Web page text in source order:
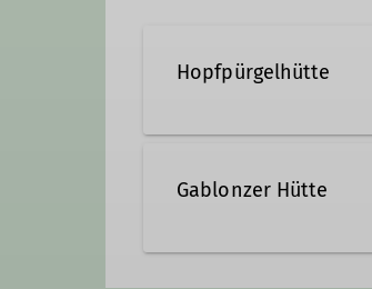
Hopfpürgelhütte
Gablonzer Hütte